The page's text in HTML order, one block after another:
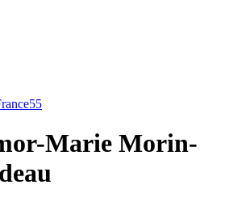
55
Marie Morin-